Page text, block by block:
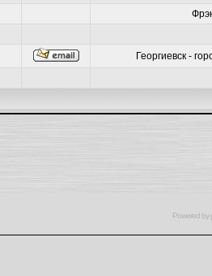
Георгиевск -
Powered by